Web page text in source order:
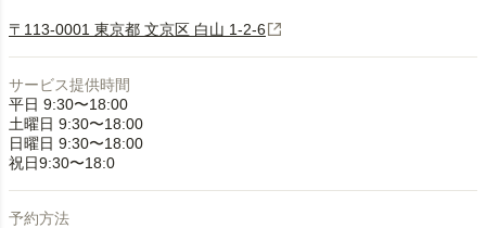
〒113-0001 東京都 文京区 白山 1-2-6
サービス提供時間
平日 9:30〜18:00
土曜日 9:30〜18:00
日曜日 9:30〜18:00
祝日9:30〜18:0
予約方法